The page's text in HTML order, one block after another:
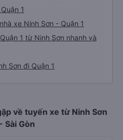
1
xe Ninh Sơn - Quận 1
1 từ Ninh Sơn nhanh và
Sơn đi Quận 1
về tuyến xe từ Ninh Sơn
Sài Gòn